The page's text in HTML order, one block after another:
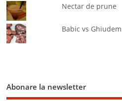
Nectar de prune
Babic vs Ghiudem
Abonare la newsletter